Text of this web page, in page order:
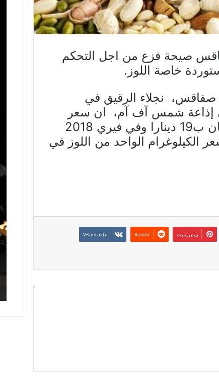
صيحة فزع من اجل التحكم
خاصة اللوز.
صفاقس، نجلاء الرقيق في
في إذاعة شمس آف آم، ان سعر
من اللوز في جانفي 2017 كان ب19 دينارا وفي فيري 2018
سعر الكيلوغرام الواحد من اللوز في
بينتيريست